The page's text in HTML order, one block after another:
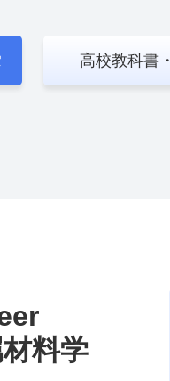
高校教科書・
料学